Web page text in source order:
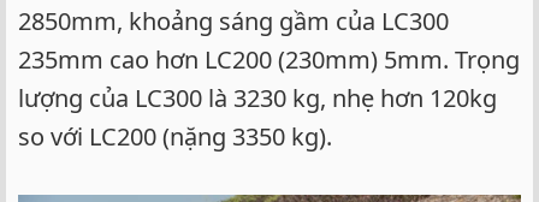
2850mm, khoảng sáng gầm của LC300
235mm cao hơn LC200 (230mm) 5mm. Trọng
lượng của LC300 là 3230 kg, nhẹ hơn 120kg
so với LC200 (nặng 3350 kg).